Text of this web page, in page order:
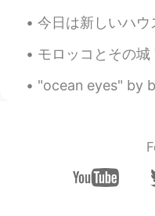
JP EN
😂😂こんな変
なるほど！go
ができない」
今日は新しいハウスメートはここに引っ越した！ スペイン人だ。 最初に私は英語で話
モロッコとその城 The Moroccan castles : a
"ocean eyes" by billie eilish lyrics: i've